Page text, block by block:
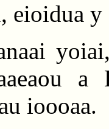
y
ioooaa.